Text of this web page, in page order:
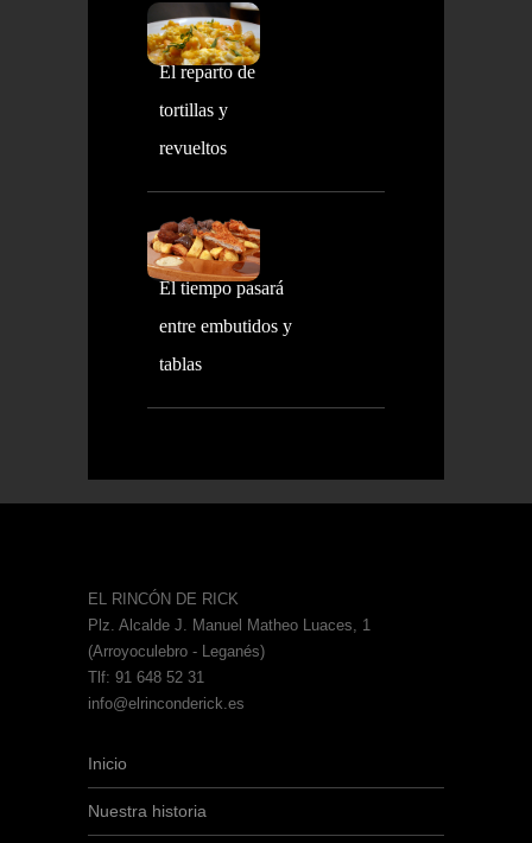
El reparto de
tortillas y
revueltos
El tiempo pasará
entre embutidos y
tablas
EL RINCÓN DE RICK
Plz. Alcalde J. Manuel Matheo Luaces, 1
(Arroyoculebro - Leganés)
Tlf: 91 648 52 31
info@elrinconderick.es
Inicio
Nuestra historia